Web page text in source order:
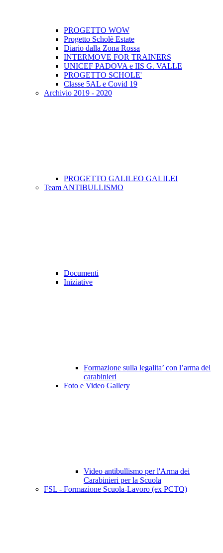
PROGETTO WOW
Progetto Scholè Estate
Diario dalla Zona Rossa
INTERMOVE FOR TRAINERS
UNICEF PADOVA e IIS G. VALLE
PROGETTO SCHOLE'
Classe 5AL e Covid 19
Archivio 2019 - 2020
PROGETTO GALILEO GALILEI
Team ANTIBULLISMO
Documenti
Iniziative
Formazione sulla legalita’ con l’arma del
carabinieri
Foto e Video Gallery
Video antibullismo per l'Arma dei
Carabinieri per la Scuola
FSL - Formazione Scuola-Lavoro (ex PCTO)